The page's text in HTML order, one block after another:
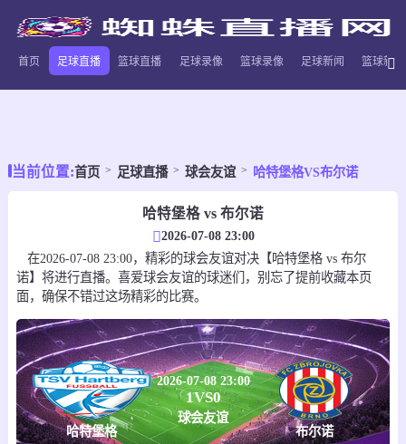
首页 足球直播 篮球直播 足球录像 篮球录像 足球新闻 篮球新闻
当前位置:首页 足球直播 球会友谊 哈特堡格VS布尔诺
哈特堡格 vs 布尔诺
2026-07-08 23:00
在2026-07-08 23:00，精彩的球会友谊对决【哈特堡格 vs 布尔
诺】将进行直播。喜爱球会友谊的球迷们，别忘了提前收藏本页
面，确保不错过这场精彩的比赛。
哈特堡格
2026-07-08 23:00
1VS0
球会友谊
布尔诺